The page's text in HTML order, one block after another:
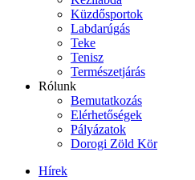
Küzdősportok
Labdarúgás
Teke
Tenisz
Természetjárás
Rólunk
Bemutatkozás
Elérhetőségek
Pályázatok
Dorogi Zöld Kör
Hírek